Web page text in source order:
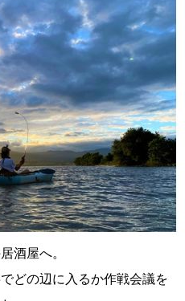
酒屋へ。
どの辺に入るか作戦会議を